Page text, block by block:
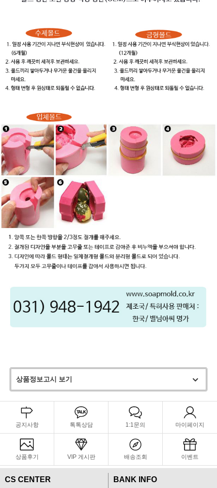
상품정보고시 보기
공지사항 톡톡상담 1:1문의 마이페이지
상품후기 VIP 게시판 배송조회 이벤트
CS CENTER BANK INFO